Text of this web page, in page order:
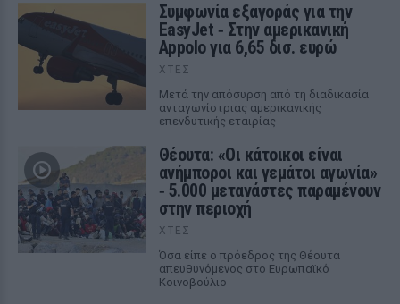
Συμφωνία εξαγοράς για την
EasyJet ‑ Στην αμερικανική
Appolo για 6,65 δισ. ευρώ
ΧΤΕΣ
Μετά την απόσυρση από τη διαδικασία
ανταγωνίστριας αμερικανικής
επενδυτικής εταιρίας
Θέουτα: «Οι κάτοικοι είναι
ανήμποροι και γεμάτοι αγωνία»
‑ 5.000 μετανάστες παραμένουν
στην περιοχή
ΧΤΕΣ
Όσα είπε ο πρόεδρος της Θέουτα
απευθυνόμενος στο Ευρωπαϊκό
Κοινοβούλιο